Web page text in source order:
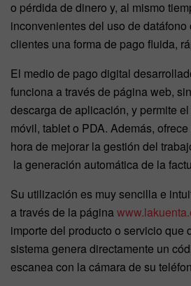
o pérdida de dinero y, al mismo
inconvenientes del uso de
clientes una forma de pago fluida,
El medio de pago digital
funciona a través de página web,
descarga de aplicación, y permite
móvil, tablet o PDA. Además,
hora de mejorar la gestión del
la generación automática de la
Su utilización es muy sencilla e
a través de la página
importe del producto o servicio que
sistema genera directamente un
escanea con la cámara de su